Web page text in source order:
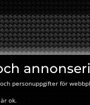
personuppgifter för
ok.